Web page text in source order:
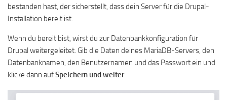
bestanden hast, der sicherstellt, dass dein Server für die Drupal-
Installation bereit ist.
Wenn du bereit bist, wirst du zur Datenbankkonfiguration für
Drupal weitergeleitet. Gib die Daten deines MariaDB-Servers, den
Datenbanknamen, den Benutzernamen und das Passwort ein und
klicke dann aufSpeichern und weiter.